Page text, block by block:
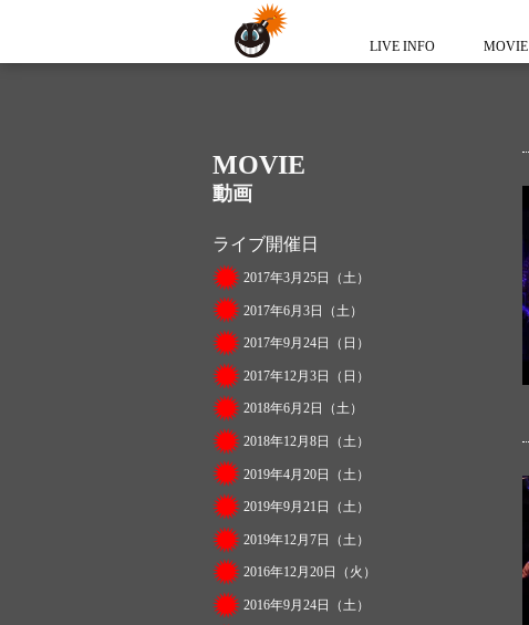
LIVE INFO MOVIE
MOVIE
動画
ライブ開催日
2017年3月25日（土）
2017年6月3日（土）
2017年9月24日（日）
2017年12月3日（日）
2018年6月2日（土）
2018年12月8日（土）
2019年4月20日（土）
2019年9月21日（土）
2019年12月7日（土）
2016年12月20日（火）
2016年9月24日（土）